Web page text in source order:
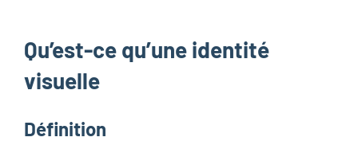
Qu’est-ce qu’une identité
visuelle
Définition